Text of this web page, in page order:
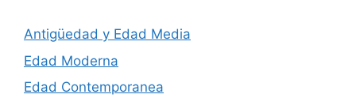
Antigüedad y Edad Media
Edad Moderna
Edad Contemporanea